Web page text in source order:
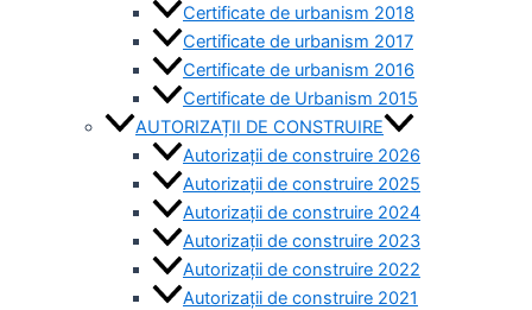
Certificate de urbanism 2018
Certificate de urbanism 2017
Certificate de urbanism 2016
Certificate de Urbanism 2015
AUTORIZAȚII DE CONSTRUIRE
Autorizații de construire 2026
Autorizații de construire 2025
Autorizații de construire 2024
Autorizații de construire 2023
Autorizații de construire 2022
Autorizații de construire 2021